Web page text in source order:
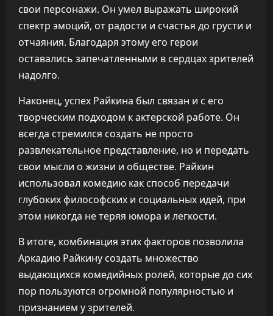
свои персонажи. Он умел выражать широкий
спектр эмоций, от радости и счастья до грусти и
отчаяния. Благодаря этому его герои
оставались запечатленными в сердцах зрителей
надолго.
Наконец, успех Райкина был связан и с его
творческим подходом к актерской работе. Он
всегда стремился создать не просто
развлекательное представление, но и передать
свои мысли о жизни и обществе. Райкин
использовал комедию как способ передачи
глубоких философских и социальных идей, при
этом никогда не теряя юмора и легкости.
В итоге, комбинация этих факторов позволила
Аркадию Райкину создать множество
выдающихся комедийных ролей, которые до сих
пор пользуются огромной популярностью и
признанием у зрителей.